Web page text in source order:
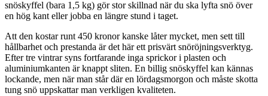
snöskyffel (bara 1,5 kg) gör stor skillnad när du ska lyfta snö över
en hög kant eller jobba en längre stund i taget.
Att den kostar runt 450 kronor kanske låter mycket, men sett till
hållbarhet och prestanda är det här ett prisvärt snöröjningsverktyg.
Efter tre vintrar syns fortfarande inga sprickor i plasten och
aluminiumkanten är knappt sliten. En billig snöskyffel kan kännas
lockande, men när man står där en lördagsmorgon och måste skotta
tung snö uppskattar man verkligen kvaliteten.